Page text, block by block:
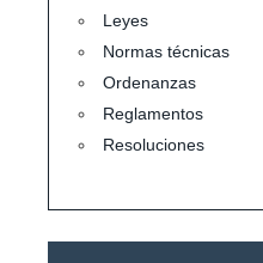
Leyes
Normas técnicas
Ordenanzas
Reglamentos
Resoluciones